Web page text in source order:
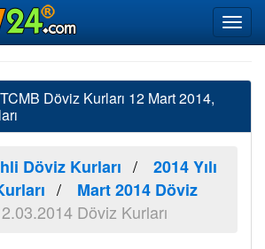
Döviz Kurları 12 Mart 2014,
Döviz Kurları
2014 Yılı
Mart 2014 Döviz
Döviz Kurları